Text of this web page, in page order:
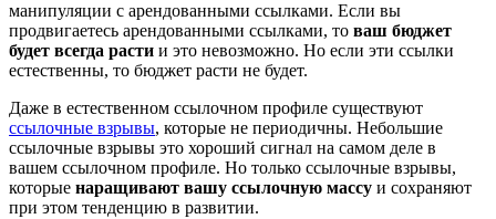
манипуляции с арендованными ссылками. Если вы
продвигаетесь арендованными ссылками, то ваш бюджет
будет всегда расти и это невозможно. Но если эти ссылки
естественны, то бюджет расти не будет.
Даже в естественном ссылочном профиле существуют
ссылочные взрывы, которые не периодичны. Небольшие
ссылочные взрывы это хороший сигнал на самом деле в
вашем ссылочном профиле. Но только ссылочные взрывы,
которые наращивают вашу ссылочную массу и сохраняют
при этом тенденцию в развитии.